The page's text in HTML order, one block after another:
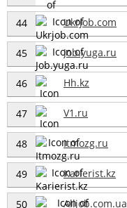
44 Ukrjob.com
45 Job.yuga.ru
46 Hh.kz
47 V1.ru
48 Itmozg.ru
49 Karierist.kz
50 Alljob.com.ua